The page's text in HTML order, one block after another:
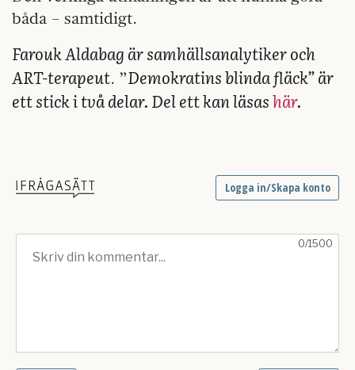
båda – samtidigt.
Farouk Aldabag är samhällsanalytiker och
ART-terapeut. ”Demokratins blinda fläck” är
ett stick i två delar. Del ett kan läsashär.